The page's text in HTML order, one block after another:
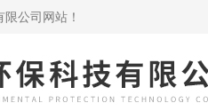
公司网站！